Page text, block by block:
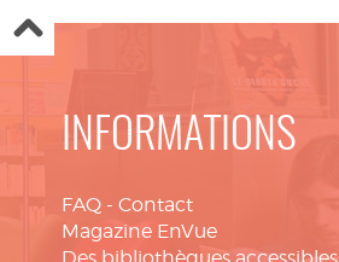
INFORMATIONS
FAQ - Contact
Magazine EnVue